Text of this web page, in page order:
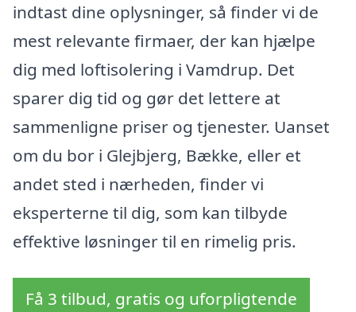
indtast dine oplysninger, så finder vi de
mest relevante firmaer, der kan hjælpe
dig med loftisolering i Vamdrup. Det
sparer dig tid og gør det lettere at
sammenligne priser og tjenester. Uanset
om du bor i Glejbjerg, Bække, eller et
andet sted i nærheden, finder vi
eksperterne til dig, som kan tilbyde
effektive løsninger til en rimelig pris.
Få 3 tilbud, gratis og uforpligtende